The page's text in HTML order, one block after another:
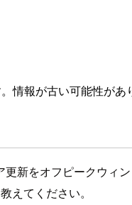
情報が古い可能性があ
新をオフピークウィ
えてください。